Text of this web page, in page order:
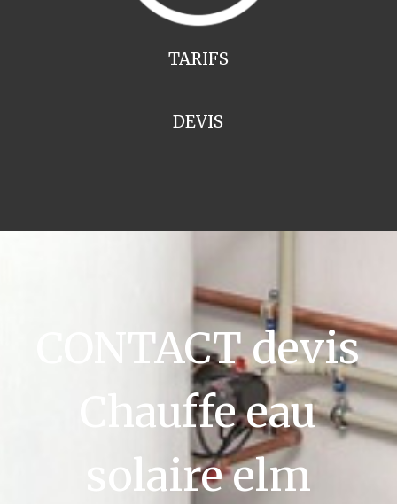
TARIFS
DEVIS
CONTACT devis
Chauffe eau
solaire elm